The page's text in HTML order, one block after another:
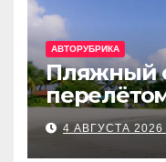
АВТОРУБРИКА
Пляжный
отелем
Турции,
4 АВГУСТА 2026